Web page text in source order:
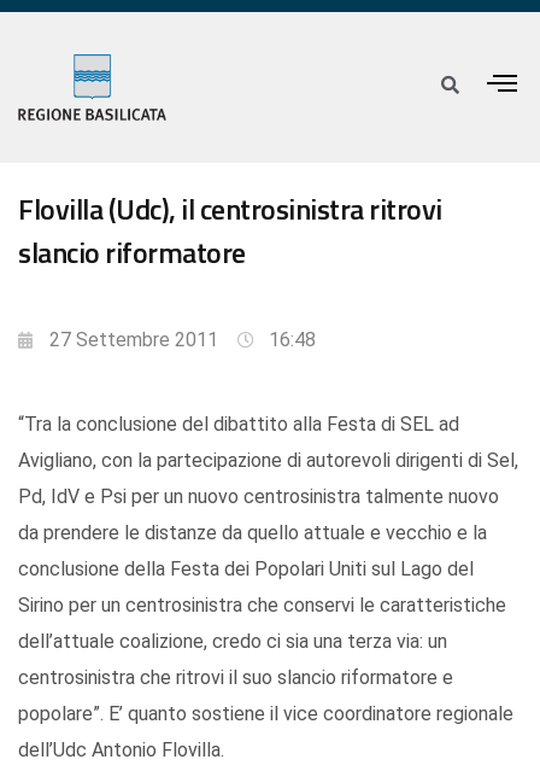
Flovilla (Udc), il centrosinistra ritrovi
slancio riformatore
27 Settembre 2011 16:48
“Tra la conclusione del dibattito alla Festa di SEL ad
Avigliano, con la partecipazione di autorevoli dirigenti di Sel,
Pd, IdV e Psi per un nuovo centrosinistra talmente nuovo
da prendere le distanze da quello attuale e vecchio e la
conclusione della Festa dei Popolari Uniti sul Lago del
Sirino per un centrosinistra che conservi le caratteristiche
dell’attuale coalizione, credo ci sia una terza via: un
centrosinistra che ritrovi il suo slancio riformatore e
popolare”. E’ quanto sostiene il vice coordinatore regionale
dell’Udc Antonio Flovilla.